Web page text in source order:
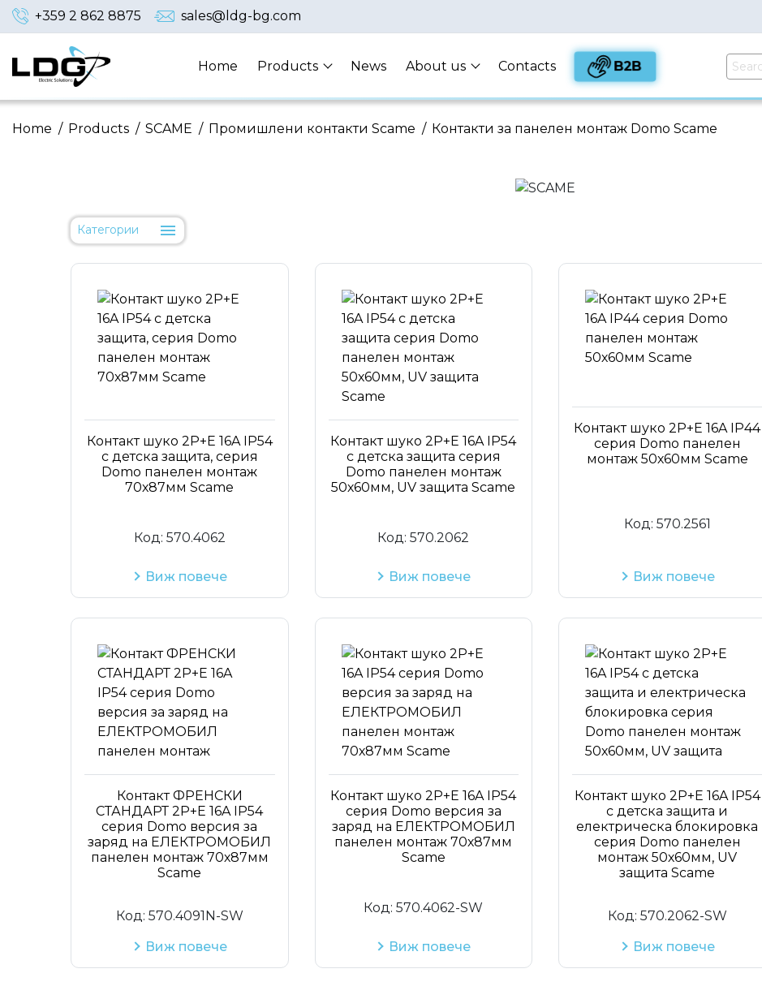
+359 2 862 8875 sales@ldg-bg.com
Home Products News About us Contacts B2B
/
Home /
Products /
SCAME /
Промишлени контакти Scame Контакти за панелен монтаж Domo Scame
Категории
Контакт шуко 2P+Е 16A IP54
с детска защита, серия
Domo панелен монтаж
70х87мм Scame
Код: 570.4062
Виж повече
Контакт шуко 2P+Е 16A IP54
с детска защита серия
Domo панелен монтаж
50х60мм, UV защита Scame
Код:570.2062
Виж повече
Контакт шуко 2P+Е 16A IP44
серия Domo панелен
монтаж 50х60мм Scame
Код: 570.2561
Виж повече
Контакт ФРЕНСКИ
СТАНДАРТ 2P+Е 16A IP54
серия Domo версия за
заряд на ЕЛЕКТРОМОБИЛ
панелен монтаж 70х87мм
Scame
Код: 570.4091N-SW
Виж повече
Контакт шуко 2P+Е 16A IP54
серия Domo версия за
заряд на ЕЛЕКТРОМОБИЛ
панелен монтаж 70х87мм
Scame
Код:570.4062-SW
Виж повече
Контакт шуко 2P+Е 16A IP54
с детска защита и
електрическа блокировка
серия Domo панелен
монтаж 50х60мм, UV
защита Scame
Код: 570.2062-SW
Виж повече